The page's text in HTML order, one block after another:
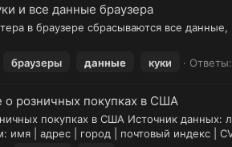
и все данные браузера
в браузере сбрасываются все
браузеры данные куки
розничных покупках в США
покупках в США Источник данных:
имя | адрес | город | почтовый индекс |